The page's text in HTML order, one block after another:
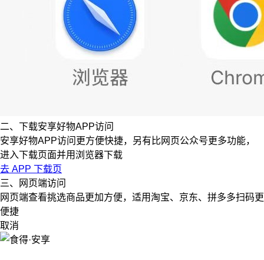
二、下载安享好物APP访问
安享好物APP访问更方便快捷，另有比网页公众号更多功能，
进入下载页面并用浏览器下载
去 APP 下载页
三、网页端访问
网页端查看挑选商品更加方便，适用淘宝、京东、拼多多扫码更
便捷
取消